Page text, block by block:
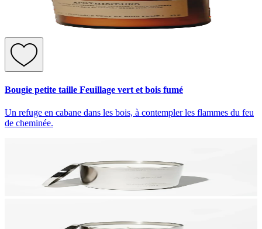
Bougie petite taille Feuillage vert et bois fumé
Un refuge en cabane dans les bois, à contempler les flammes du feu
de cheminée.